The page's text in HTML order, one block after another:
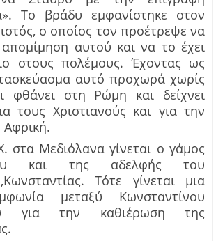
Το βράδυ εμφανίστηκε στον
ο οποίος τον προέτρεψε να
απομίμηση αυτού και να το έχει
στους πολέμους. Έχοντας ως
αυτό προχωρά χωρίς
φθάνει στη Ρώμη και δείχνει
τους Χριστιανούς και για την
Αφρική.
στα Μεδιόλανα γίνεται ο γάμος
και της αδελφής του
,Κωνσταντίας. Τότε γίνεται μια
μεταξύ Κωνσταντίνου
για την καθιέρωση της